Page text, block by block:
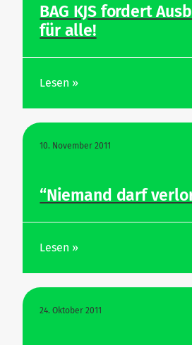
BAG KJS fordert
für alle!
Lesen »
10. November 2011
“Niemand darf
Lesen »
24. Oktober 2011